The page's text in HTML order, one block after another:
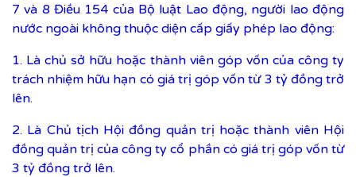
7 và 8 Điều 154 của Bộ luật Lao động, người lao động
nước ngoài không thuộc diện cấp giấy phép lao động:
1. Là chủ sở hữu hoặc thành viên góp vốn của công ty
trách nhiệm hữu hạn có giá trị góp vốn từ 3 tỷ đồng trở
lên.
2. Là Chủ tịch Hội đồng quản trị hoặc thành viên Hội
đồng quản trị của công ty cổ phần có giá trị góp vốn từ
3 tỷ đồng trở lên.